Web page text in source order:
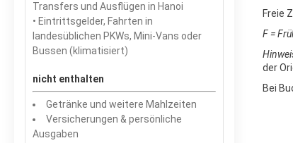
Freie
F =
der
Bei
Transfers und Ausflügen in Hanoi
• Eintrittsgelder, Fahrten in
landesüblichen PKWs, Mini-Vans oder
Bussen (klimatisiert)
nicht enthalten
Getränke und weitere Mahlzeiten
Versicherungen & persönliche
Ausgaben